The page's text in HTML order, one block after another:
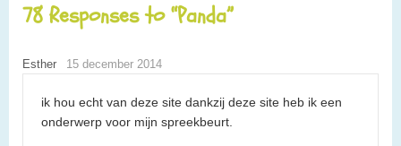
78 Responses to “Panda”
Esther 15 december 2014
ik hou echt van deze site dankzij deze site heb ik een
onderwerp voor mijn spreekbeurt.